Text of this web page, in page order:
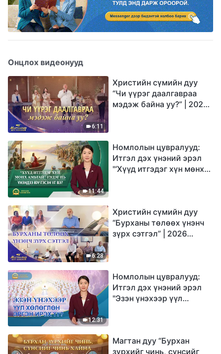
Онцлох видеонууд
6:11
Христийн сүмийн дуу
“Чи үүрэг даалгавраа
мэдэж байна уу?” | 2026
11:44
Номлолын цувралууд:
Итгэл дэх үнэний эрэл
"‘Хүүд итгэдэг хүн мөнх
6:28
Христийн сүмийн дуу
“Бурханы төлөөх үнэнч
зүрх сэтгэл” | 2026
12:31
Номлолын цувралууд:
Итгэл дэх үнэний эрэл
"Эзэн үнэхээр үүл
Магтан дуу “Бурхан
зүрхийг чинь, сүнсийг